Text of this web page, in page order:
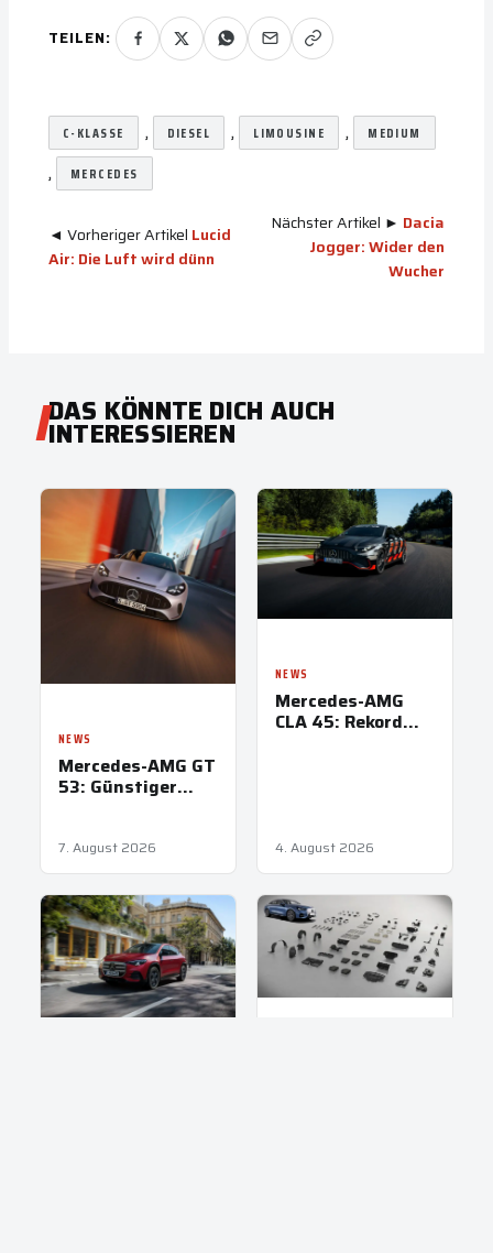
TEILEN:
C-KLASSE , DIESEL , LIMOUSINE , MEDIUM
, MERCEDES
◄ Vorheriger Artikel Lucid
Air: Die Luft wird dünn
Nächster Artikel ► Dacia
Jogger: Wider den
Wucher
DAS KÖNNTE DICH AUCH
INTERESSIEREN
NEWS
Mercedes-AMG GT
53: Günstiger
7. August 2026
NEWS
Mercedes-AMG
CLA 45: Rekord
4. August 2026